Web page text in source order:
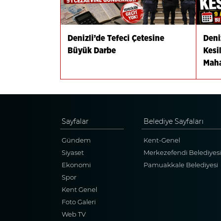
Denizli’de Tefeci Çetesine
Büyük Darbe
Sayfalar
Gündem
Siyaset
Ekonomi
Spor
Kent Genel
Foto Galeri
Web TV
Belediye Sayfaları
Kent-Genel
Merkezefendi Belediyesi
Pamuakkale Belediyesi